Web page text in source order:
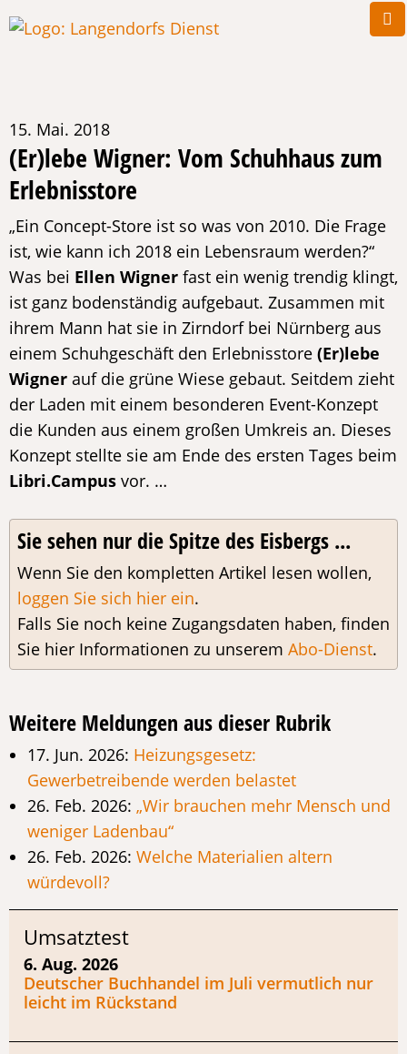
15. Mai. 2018
(Er)lebe Wigner: Vom Schuhhaus zum
Erlebnisstore
„Ein Concept-Store ist so was von 2010. Die Frage
ist, wie kann ich 2018 ein Lebensraum werden?“
Was bei Ellen Wigner fast ein wenig trendig klingt,
ist ganz bodenständig aufgebaut. Zusammen mit
ihrem Mann hat sie in Zirndorf bei Nürnberg aus
einem Schuhgeschäft den Erlebnisstore (Er)lebe
Wigner auf die grüne Wiese gebaut. Seitdem zieht
der Laden mit einem besonderen Event-Konzept
die Kunden aus einem großen Umkreis an. Dieses
Konzept stellte sie am Ende des ersten Tages beim
Libri.Campus vor. …
Sie sehen nur die Spitze des Eisbergs ...
Wenn Sie den kompletten Artikel lesen wollen,
loggen Sie sich hier ein.
Falls Sie noch keine Zugangsdaten haben, finden
Sie hier Informationen zu unserem Abo-Dienst.
Weitere Meldungen aus dieser Rubrik
17. Jun. 2026: Heizungsgesetz:
Gewerbetreibende werden belastet
26. Feb. 2026: „Wir brauchen mehr Mensch und
weniger Ladenbau“
26. Feb. 2026: Welche Materialien altern
würdevoll?
Umsatztest
6. Aug. 2026
Deutscher Buchhandel im Juli vermutlich nur
leicht im Rückstand